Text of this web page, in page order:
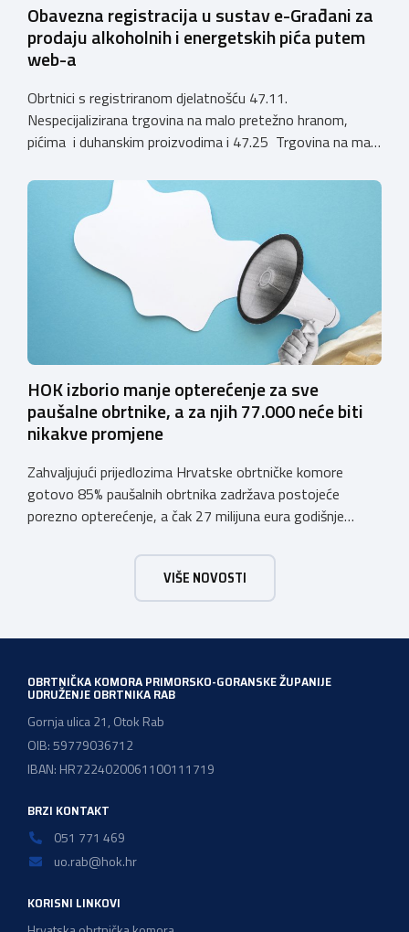
Obavezna registracija u sustav e-Građani za
prodaju alkoholnih i energetskih pića putem
web-a
Obrtnici s registriranom djelatnošću 47.11.
Nespecijalizirana trgovina na malo pretežno hranom,
pićima i duhanskim proizvodima i 47.25 Trgovina na malo
koja sadrže alkohol i energetska pića dužni su uskladiti
svoje poslovne procese i osigurati tehničko rješenje za
vjerodostojnu provjeru punoljetnosti kupca putem
sustava e-Građani ili putem mobilne […]
HOK izborio manje opterećenje za sve
paušalne obrtnike, a za njih 77.000 neće biti
nikakve promjene
Zahvaljujući prijedlozima Hrvatske obrtničke komore
gotovo 85% paušalnih obrtnika zadržava postojeće
porezno opterećenje, a čak 27 milijuna eura godišnje
komora pozdravlja odluku Vlade Republike Hrvatske da u
konačnom prijedlogu poreznih izmjena prihvati ključne
prijedloge HOK-a iznesene tijekom intenzivnog dijaloga s
VIŠE NOVOSTI
OBRTNIČKA KOMORA PRIMORSKO-GORANSKE ŽUPANIJE
UDRUŽENJE OBRTNIKA RAB
Gornja ulica 21, Otok Rab
OIB: 59779036712
IBAN: HR7224020061100111719
BRZI KONTAKT
051 771 469
uo.rab@hok.hr
KORISNI LINKOVI